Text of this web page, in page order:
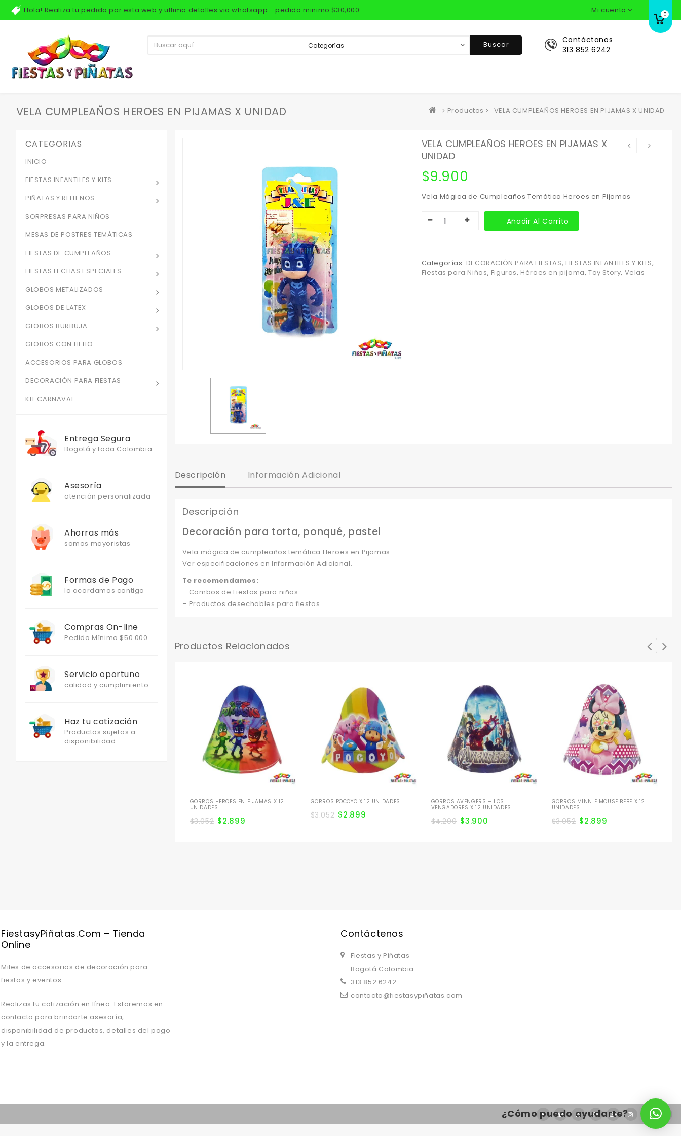
Hola! Realiza tu pedido por esta web y ultima detalles via whatsapp - pedido minimo $30,000. Mi cuenta 0
Contáctanos
313 852 6242
Buscar
VELA CUMPLEAÑOS HEROES EN PIJAMAS X UNIDAD Productos VELA CUMPLEAÑOS HEROES EN PIJAMAS X UNIDAD
VELA CUMPLEAÑOS HEROES EN PIJAMAS X
UNIDAD
$9.900
Vela Mágica de Cumpleaños Temática Heroes en Pijamas
Añadir Al Carrito
Categorías: DECORACIÓN PARA FIESTAS, FIESTAS INFANTILES Y KITS,
Fiestas para Niños, Figuras, Héroes en pijama, Toy Story, Velas
Descripción Información Adicional
Descripción
Decoración para torta, ponqué, pastel
Vela mágica de cumpleaños temática Heroes en Pijamas
Ver especificaciones en Información Adicional.
Te recomendamos:
– Combos de Fiestas para niños
– Productos desechables para fiestas
Productos Relacionados
GORROS HEROES EN PIJAMAS X 12
UNIDADES
$3.052 $2.899
GORROS POCOYO X 12 UNIDADES
$3.052 $2.899
GORROS AVENGERS – LOS
VENGADORES X 12 UNIDADES
$4.200 $3.900
GORROS MINNIE MOUSE BEBE X 12
UNIDADES
$3.052 $2.899
CATEGORIAS
INICIO
FIESTAS INFANTILES Y KITS
PIÑATAS Y RELLENOS
SORPRESAS PARA NIÑOS
MESAS DE POSTRES TEMÁTICAS
FIESTAS DE CUMPLEAÑOS
FIESTAS FECHAS ESPECIALES
GLOBOS METALIZADOS
GLOBOS DE LATEX
GLOBOS BURBUJA
GLOBOS CON HELIO
ACCESORIOS PARA GLOBOS
DECORACIÓN PARA FIESTAS
KIT CARNAVAL
Entrega Segura
Bogotá y toda Colombia
Asesoría
atención personalizada
Ahorras más
somos mayoristas
Formas de Pago
lo acordamos contigo
Compras On-line
Pedido Mínimo $50.000
Servicio oportuno
calidad y cumplimiento
Haz tu cotización
Productos sujetos a
disponibilidad
FiestasyPiñatas.com – Tienda
Online
Miles de accesorios de decoración para
fiestas y eventos.
Realizas tu cotización en línea. Estaremos en
contacto para brindarte asesoría,
disponibilidad de productos, detalles del pago
y la entrega.
Contáctenos
Fiestas y Piñatas
Bogotá Colombia
313 852 6242
contacto@fiestasypiñatas.com
¿Cómo puedo ayudarte?